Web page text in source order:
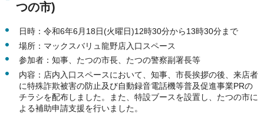
つの市)
日時：令和6年6月18日(火曜日)12時30分から13時30分まで
場所：マックスバリュ龍野店入口スペース
参加者：知事、たつの市長、たつの警察副署長等
内容：店内入口スペースにおいて、知事、市長挨拶の後、来店者
に特殊詐欺被害の防止及び自動録音電話機等普及促進事業PRの
チラシを配布しました。また、特設ブースを設置し、たつの市に
よる補助申請支援を行いました。